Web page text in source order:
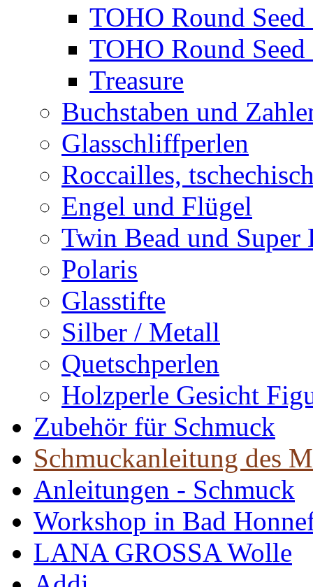
TOHO Round Seed
TOHO Round Seed
Treasure
Buchstaben und
Glasschliffperlen
Roccailles,
Engel und Flügel
Twin Bead und Super
Polaris
Glasstifte
Silber / Metall
Quetschperlen
Holzperle Gesicht
Zubehör für Schmuck
Schmuckanleitung des
Anleitungen - Schmuck
Workshop in Bad
LANA GROSSA Wolle